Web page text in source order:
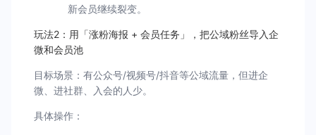
新会员继续裂变。
玩法2：用「涨粉海报 + 会员任务」，把公域粉丝导入企
微和会员池
目标场景：有公众号/视频号/抖音等公域流量，但进企
微、进社群、入会的人少。
具体操作：